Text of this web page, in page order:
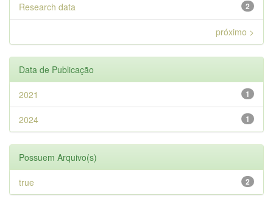
2
Research data
próximo >
Data de Publicação
1
2021
1
2024
Possuem Arquivo(s)
2
true